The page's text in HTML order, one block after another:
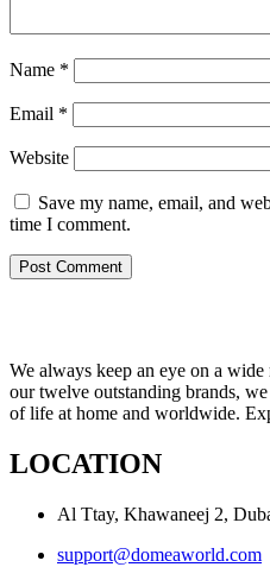
Name *
Email *
Website
Save my name, email, and
time I comment.
We always keep an eye on a
our twelve outstanding brands,
of life at home and worldwide.
LOCATION
Al Ttay, Khawaneej 2,
support@domeaworld.com